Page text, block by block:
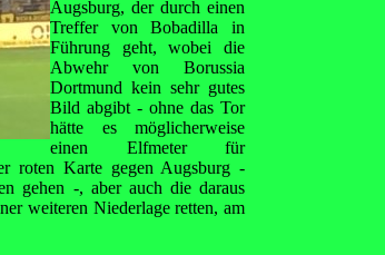
Augsburg, der durch einen
Treffer von Bobadilla in
Führung geht, wobei die
Abwehr von Borussia
Dortmund kein sehr gutes
Bild abgibt - ohne das Tor
hätte es möglicherweise
einen Elfmeter für
roten Karte gegen Augsburg -
gehen -, aber auch die daraus
weiteren Niederlage retten, am